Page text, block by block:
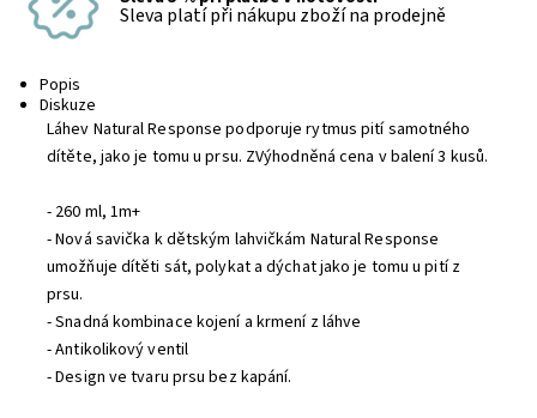
Sleva platí při nákupu zboží na prodejně
Popis
Diskuze
Láhev Natural Response podporuje rytmus pití samotného
dítěte, jako je tomu u prsu. ZVýhodněná cena v balení 3 kusů.
- 260 ml, 1m+
- Nová savička k dětským lahvičkám Natural Response
umožňuje dítěti sát, polykat a dýchat jako je tomu u pití z
prsu.
- Snadná kombinace kojení a krmení z láhve
- Antikolikový ventil
- Design ve tvaru prsu bez kapání.